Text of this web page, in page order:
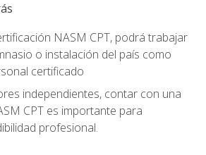
NASM CPT, podrá trabajar
o instalación del país como
certificado
independientes, contar con una
CPT es importante para
profesional.